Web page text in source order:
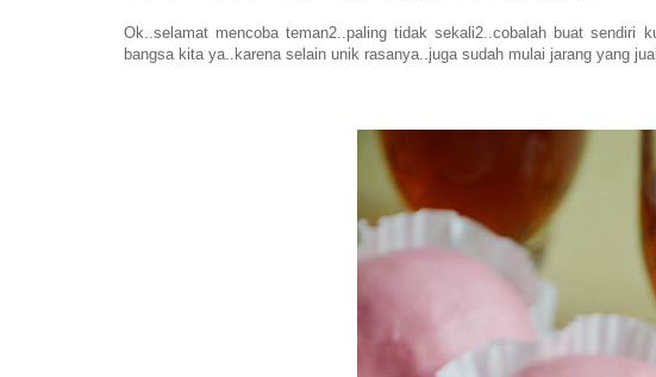
Ok..selamat mencoba teman2..paling tidak sekali2..cobalah buat sendiri
bangsa kita ya..karena selain unik rasanya..juga sudah mulai jarang yang